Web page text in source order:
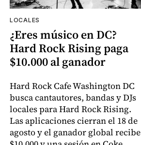
LOCALES
¿Eres músico en DC?
Hard Rock Rising paga
$10.000 al ganador
Hard Rock Cafe Washington DC
busca cantautores, bandas y DJs
locales para Hard Rock Rising.
Las aplicaciones cierran el 18 de
agosto y el ganador global recibe